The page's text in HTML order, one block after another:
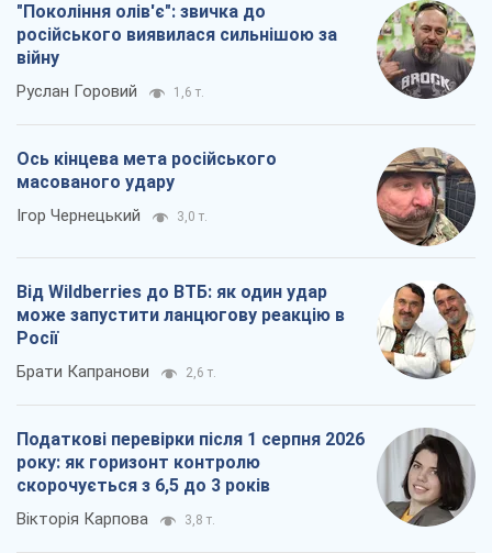
"Покоління олів'є": звичка до
російського виявилася сильнішою за
війну
Руслан Горовий 1,6 т.
Ось кінцева мета російського
масованого удару
Ігор Чернецький 3,0 т.
Від Wildberries до ВТБ: як один удар
може запустити ланцюгову реакцію в
Росії
Брати Капранови 2,6 т.
Податкові перевірки після 1 серпня 2026
року: як горизонт контролю
скорочується з 6,5 до 3 років
Вікторія Карпова 3,8 т.